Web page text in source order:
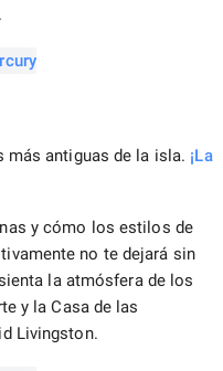
más antiguas de la isla. ¡La
y cómo los estilos de
no te dejará sin
la atmósfera de los
y la Casa de las
Livingston.